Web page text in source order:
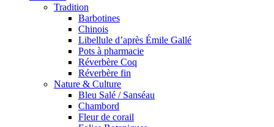
Tradition
Barbotines
Chinois
Libellule d’après Émile Gallé
Pots à pharmacie
Réverbère Coq
Réverbère fin
Nature & Culture
Bleu Salé / Sanséau
Chambord
Fleur de corail